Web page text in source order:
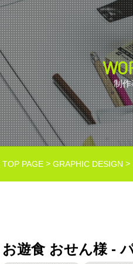
制
TOP PAGE >GRAPHIC DESIGN >
お遊食 おせん様 -